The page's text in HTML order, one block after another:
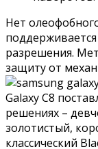
Нет
разрешения.
защиту от
Galaxy C8
решениях –
золотистый,
классический